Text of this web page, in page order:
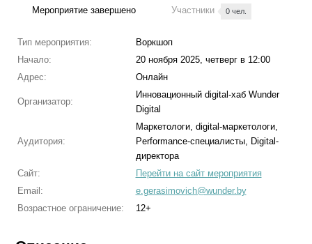
Мероприятие завершено Участники 0 чел.
Тип мероприятия:
Воркшоп
Начало:
20 ноября 2025, четверг в 12:00
Адрес:
Онлайн
Организатор:
Инновационный digital-хаб Wunder
Digital
Аудитория:
Маркетологи, digital-маркетологи,
Performance-специалисты, Digital-
директора
Сайт:
Перейти на сайт мероприятия
Email:
e.gerasimovich@wunder.by
Возрастное ограничение:
12+